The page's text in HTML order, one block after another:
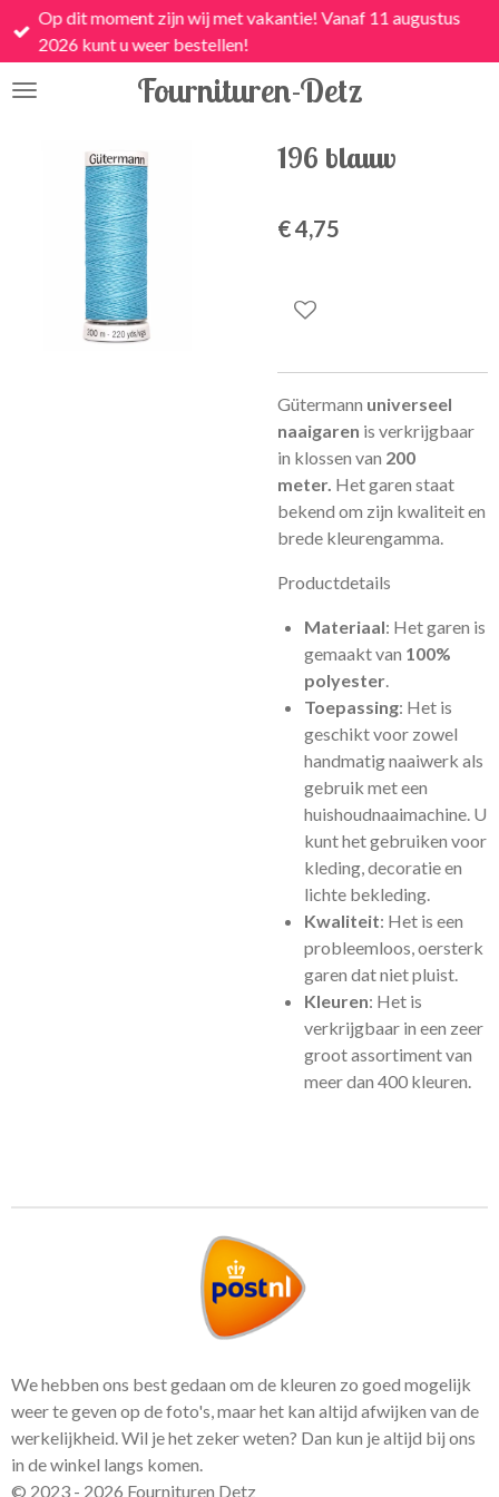
Ga
direct
de
Fournituren-Detz
Op dit moment zijn wij met vakantie! Vanaf 11 augustus
2026 kunt u weer bestellen!
196 blauw
€ 4,75
Gütermann universeel
naaigaren is verkrijgbaar
in klossen van 200
meter. Het garen staat
bekend om zijn kwaliteit en
brede kleurengamma.
Productdetails
Materiaal: Het garen is
gemaakt van 100%
polyester.
Toepassing: Het is
geschikt voor zowel
handmatig naaiwerk als
gebruik met een
huishoudnaaimachine. U
kunt het gebruiken voor
kleding, decoratie en
lichte bekleding.
Kwaliteit: Het is een
probleemloos, oersterk
garen dat niet pluist.
Kleuren: Het is
verkrijgbaar in een zeer
groot assortiment van
meer dan 400 kleuren.
We hebben ons best gedaan om de kleuren zo goed mogelijk
weer te geven op de foto's, maar het kan altijd afwijken van de
werkelijkheid. Wil je het zeker weten? Dan kun je altijd bij ons
in de winkel langs komen.
© 2023 - 2026 Fournituren Detz